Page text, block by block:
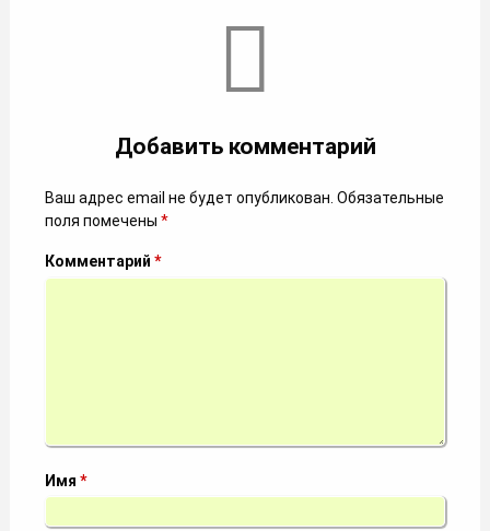
Добавить комментарий
Ваш адрес email не будет опубликован. Обязательные
поля помечены *
Комментарий *
Имя *